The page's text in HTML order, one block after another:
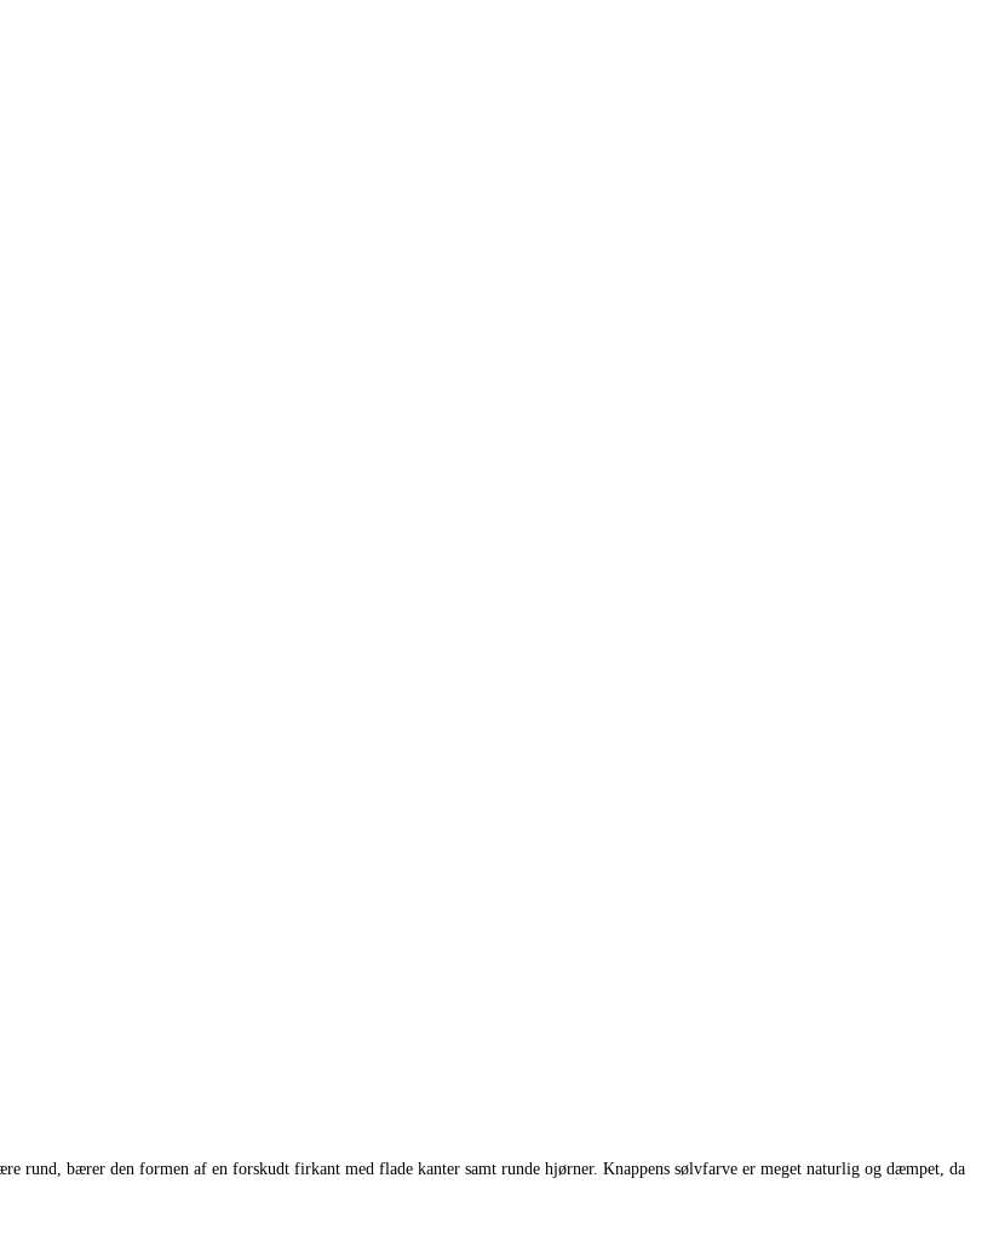
rund, bærer den formen af en forskudt firkant med flade kanter samt runde hjørner. Knappens sølvfarve er meget naturlig og dæmpet, da